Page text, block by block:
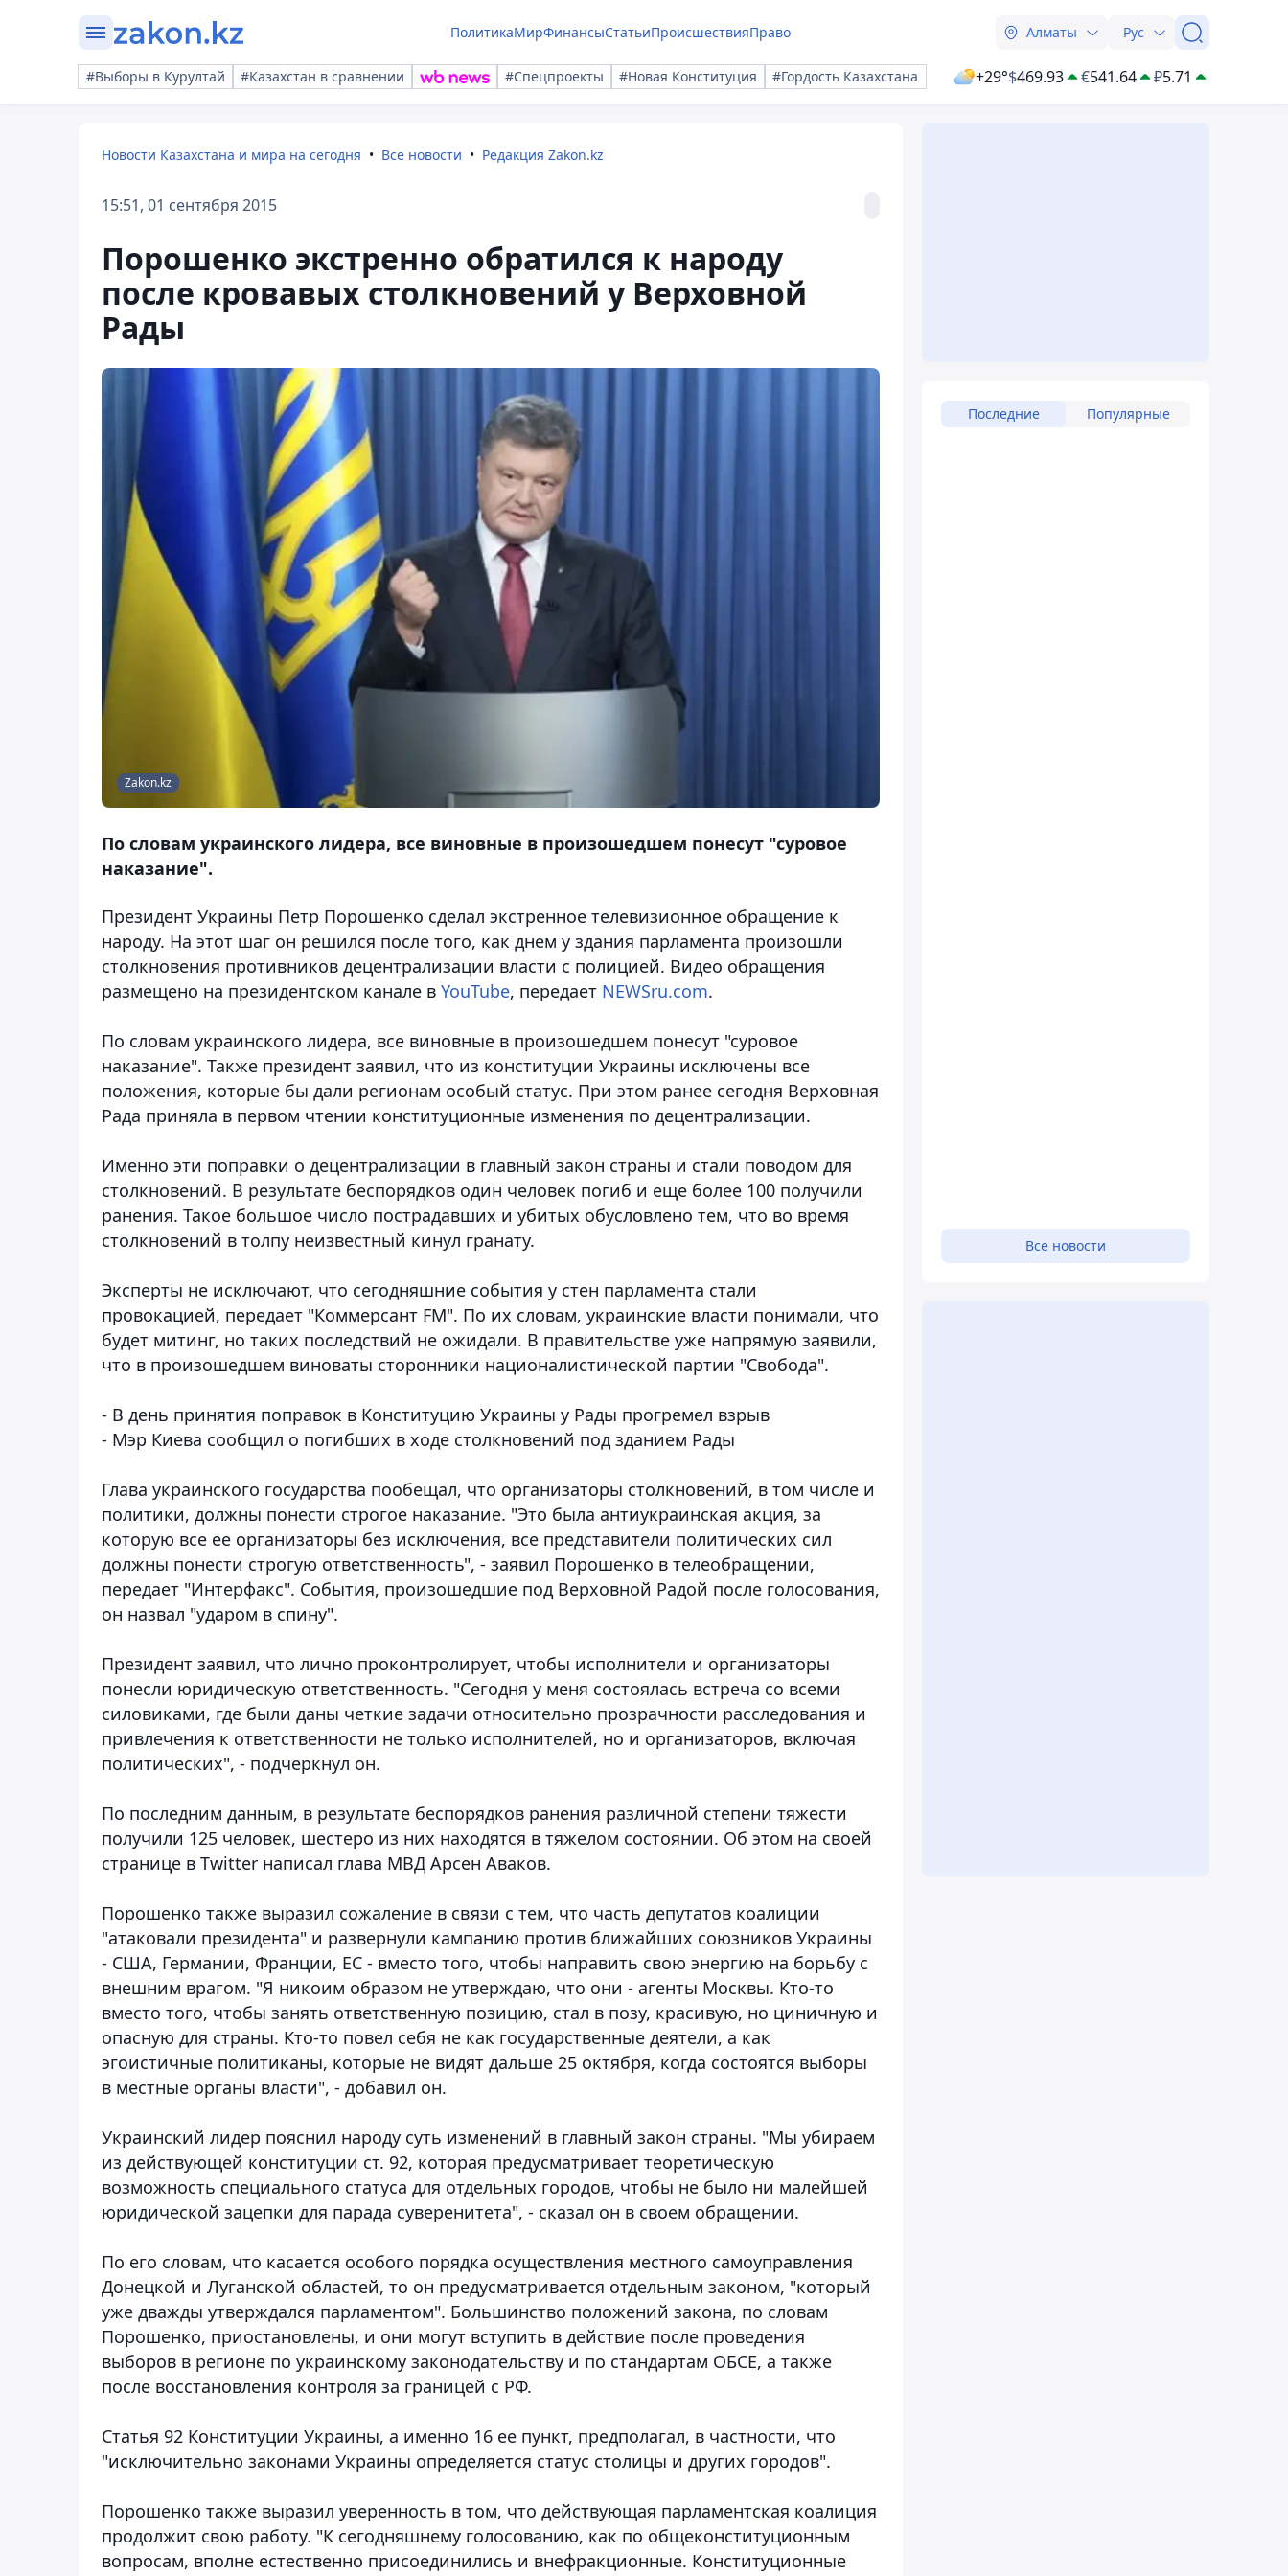
ПолитикаМирФинансыСтатьиПроисшествияПраво Алматы Рус
#Выборы в Курултай #Казахстан в сравнении #Спецпроекты #Новая Конституция #Гордость Казахстана +29°$469.93 €541.64 ₽5.71
Новости Казахстана и мира на сегодня Все новости Редакция Zakon.kz
15:51, 01 сентября 2015
Порошенко экстренно обратился к народу
после кровавых столкновений у Верховной
Рады
Zakon.kz
По словам украинского лидера, все виновные в произошедшем понесут "суровое
наказание".
Президент Украины Петр Порошенко сделал экстренное телевизионное обращение к
народу. На этот шаг он решился после того, как днем у здания парламента произошли
столкновения противников децентрализации власти с полицией. Видео обращения
размещено на президентском канале в YouTube, передает NEWSru.com.
По словам украинского лидера, все виновные в произошедшем понесут "суровое
наказание". Также президент заявил, что из конституции Украины исключены все
положения, которые бы дали регионам особый статус. При этом ранее сегодня Верховная
Рада приняла в первом чтении конституционные изменения по децентрализации.
Именно эти поправки о децентрализации в главный закон страны и стали поводом для
столкновений. В результате беспорядков один человек погиб и еще более 100 получили
ранения. Такое большое число пострадавших и убитых обусловлено тем, что во время
столкновений в толпу неизвестный кинул гранату.
Эксперты не исключают, что сегодняшние события у стен парламента стали
провокацией, передает "Коммерсант FM". По их словам, украинские власти понимали, что
будет митинг, но таких последствий не ожидали. В правительстве уже напрямую заявили,
что в произошедшем виноваты сторонники националистической партии "Свобода".
- В день принятия поправок в Конституцию Украины у Рады прогремел взрыв
- Мэр Киева сообщил о погибших в ходе столкновений под зданием Рады
Глава украинского государства пообещал, что организаторы столкновений, в том числе и
политики, должны понести строгое наказание. "Это была антиукраинская акция, за
которую все ее организаторы без исключения, все представители политических сил
должны понести строгую ответственность", - заявил Порошенко в телеобращении,
передает "Интерфакс". События, произошедшие под Верховной Радой после голосования,
он назвал "ударом в спину".
Президент заявил, что лично проконтролирует, чтобы исполнители и организаторы
понесли юридическую ответственность. "Сегодня у меня состоялась встреча со всеми
силовиками, где были даны четкие задачи относительно прозрачности расследования и
привлечения к ответственности не только исполнителей, но и организаторов, включая
политических", - подчеркнул он.
По последним данным, в результате беспорядков ранения различной степени тяжести
получили 125 человек, шестеро из них находятся в тяжелом состоянии. Об этом на своей
странице в Twitter написал глава МВД Арсен Аваков.
Порошенко также выразил сожаление в связи с тем, что часть депутатов коалиции
"атаковали президента" и развернули кампанию против ближайших союзников Украины
- США, Германии, Франции, ЕС - вместо того, чтобы направить свою энергию на борьбу с
внешним врагом. "Я никоим образом не утверждаю, что они - агенты Москвы. Кто-то
вместо того, чтобы занять ответственную позицию, стал в позу, красивую, но циничную и
опасную для страны. Кто-то повел себя не как государственные деятели, а как
эгоистичные политиканы, которые не видят дальше 25 октября, когда состоятся выборы
в местные органы власти", - добавил он.
Украинский лидер пояснил народу суть изменений в главный закон страны. "Мы убираем
из действующей конституции ст. 92, которая предусматривает теоретическую
возможность специального статуса для отдельных городов, чтобы не было ни малейшей
юридической зацепки для парада суверенитета", - сказал он в своем обращении.
По его словам, что касается особого порядка осуществления местного самоуправления
Донецкой и Луганской областей, то он предусматривается отдельным законом, "который
уже дважды утверждался парламентом". Большинство положений закона, по словам
Порошенко, приостановлены, и они могут вступить в действие после проведения
выборов в регионе по украинскому законодательству и по стандартам ОБСЕ, а также
после восстановления контроля за границей с РФ.
Статья 92 Конституции Украины, а именно 16 ее пункт, предполагал, в частности, что
"исключительно законами Украины определяется статус столицы и других городов".
Порошенко также выразил уверенность в том, что действующая парламентская коалиция
продолжит свою работу. "К сегодняшнему голосованию, как по общеконституционным
вопросам, вполне естественно присоединились и внефракционные. Конституционные
Последние Популярные
Все новости